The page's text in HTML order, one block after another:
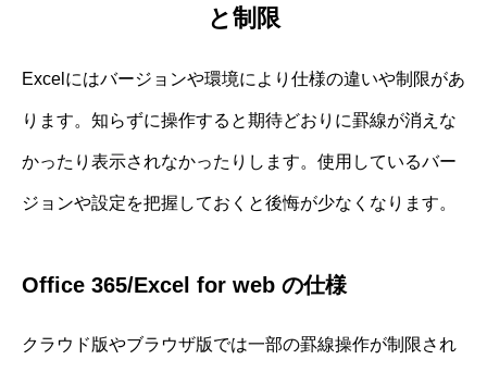
と制限
Excelにはバージョンや環境により仕様の違いや制限があ
ります。知らずに操作すると期待どおりに罫線が消えな
かったり表示されなかったりします。使用しているバー
ジョンや設定を把握しておくと後悔が少なくなります。
Office 365/Excel for web の仕様
クラウド版やブラウザ版では一部の罫線操作が制限され